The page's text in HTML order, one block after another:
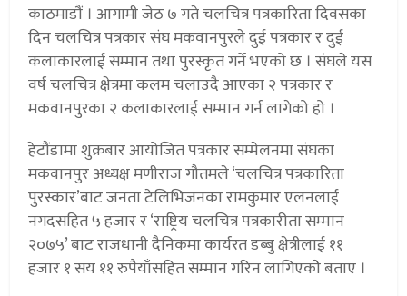
काठमाडौं । आगामी जेठ ७ गते चलचित्र पत्रकारिता दिवसका
दिन चलचित्र पत्रकार संघ मकवानपुरले दुई पत्रकार र दुई
कलाकारलाई सम्मान तथा पुरस्कृत गर्ने भएको छ । संघले यस
वर्ष चलचित्र क्षेत्रमा कलम चलाउदै आएका २ पत्रकार र
मकवानपुरका २ कलाकारलाई सम्मान गर्न लागेको हो ।
हेटौंडामा शुक्रबार आयोजित पत्रकार सम्मेलनमा संघका
मकवानपुर अध्यक्ष मणीराज गौतमले ‘चलचित्र पत्रकारिता
पुरस्कार’बाट जनता टेलिभिजनका रामकुमार एलनलाई
नगदसहित ५ हजार र ‘राष्ट्रिय चलचित्र पत्रकारीता सम्मान
२०७५’ बाट राजधानी दैनिकमा कार्यरत डब्बु क्षेत्रीलाई ११
हजार १ सय ११ रुपैयाँसहित सम्मान गरिन लागिएकोे बताए ।